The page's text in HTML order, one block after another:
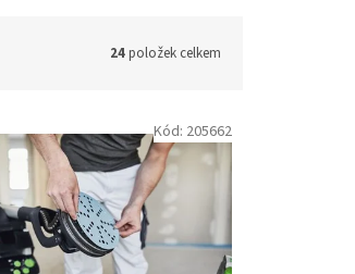
24položek celkem
Kód: 205662